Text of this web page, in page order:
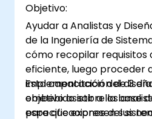
Objetivo:
Ayudar a Analistas y
de la Ingeniería de
cómo recopilar requisitos
eficiente, luego proceder
implementación del
embebido sobre la base
especificaciones del
Esta capacitación de 3
objetivo asistir a los
para que expresen sus